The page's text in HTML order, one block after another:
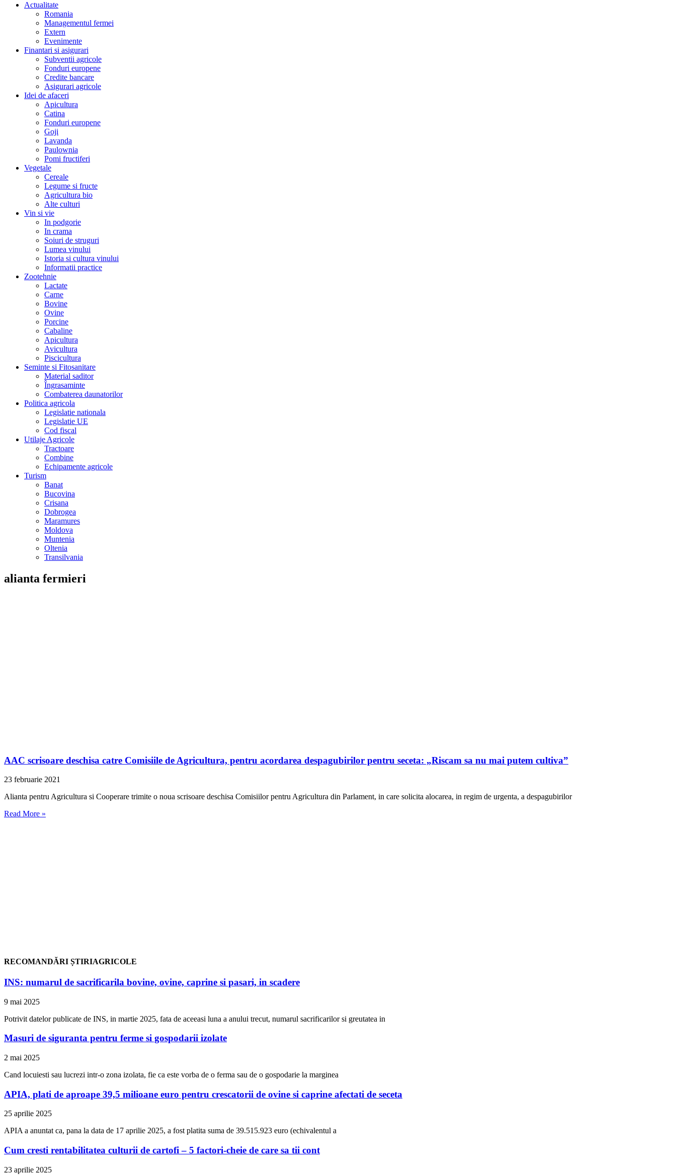
Actualitate
Romania
Managementul fermei
Extern
Evenimente
Finantari si asigurari
Subventii agricole
Fonduri europene
Credite bancare
Asigurari agricole
Idei de afaceri
Apicultura
Catina
Fonduri europene
Goji
Lavanda
Paulownia
Pomi fructiferi
Vegetale
Cereale
Legume si fructe
Agricultura bio
Alte culturi
Vin si vie
In podgorie
In crama
Soiuri de struguri
Lumea vinului
Istoria si cultura vinului
Informatii practice
Zootehnie
Lactate
Carne
Bovine
Ovine
Porcine
Cabaline
Apicultura
Avicultura
Piscicultura
Seminte si Fitosanitare
Material saditor
Îngrasaminte
Combaterea daunatorilor
Politica agricola
Legislatie nationala
Legislatie UE
Cod fiscal
Utilaje Agricole
Tractoare
Combine
Echipamente agricole
Turism
Banat
Bucovina
Crisana
Dobrogea
Maramures
Moldova
Muntenia
Oltenia
Transilvania
alianta fermieri
AAC scrisoare deschisa catre Comisiile de Agricultura, pentru acordarea despagubirilor pentru seceta: „Riscam sa nu mai putem cultiva”
23 februarie 2021
Alianta pentru Agricultura si Cooperare trimite o noua scrisoare deschisa Comisiilor pentru Agricultura din Parlament, in care solicita alocarea, in regim de urgenta, a despagubirilor
Read More »
RECOMANDĂRI ȘTIRIAGRICOLE
INS: numarul de sacrificarila bovine, ovine, caprine si pasari, in scadere
9 mai 2025
Potrivit datelor publicate de INS, in martie 2025, fata de aceeasi luna a anului trecut, numarul sacrificarilor si greutatea in
Masuri de siguranta pentru ferme si gospodarii izolate
2 mai 2025
Cand locuiesti sau lucrezi intr-o zona izolata, fie ca este vorba de o ferma sau de o gospodarie la marginea
APIA, plati de aproape 39,5 milioane euro pentru crescatorii de ovine si caprine afectati de seceta
25 aprilie 2025
APIA a anuntat ca, pana la data de 17 aprilie 2025, a fost platita suma de 39.515.923 euro (echivalentul a
Cum cresti rentabilitatea culturii de cartofi – 5 factori-cheie de care sa tii cont
23 aprilie 2025